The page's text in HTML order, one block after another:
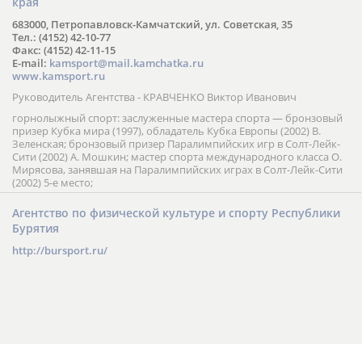
683000, Петропавловск-Камчатский, ул. Советская, 35
Тел.: (4152) 42-10-77
Факс: (4152) 42-11-15
E-mail: kamsport@mail.kamchatka.ru
www.kamsport.ru
Руководитель Агентства - КРАВЧЕНКО Виктор Иванович
горнолыжный спорт: заслуженные мастера спорта — бронзовый
призер Кубка мира (1997), обладатель Кубка Европы (2002) В.
Зеленская; бронзовый призер Паралимпийских игр в Солт-Лейк-
Сити (2002) А. Мошкин; мастер спорта международного класса О.
Мирясова, занявшая на Паралимпийских играх в Солт-Лейк-Сити
(2002) 5-е место;
Агентство по физической культуре и спорту Республики
Бурятия
http://bursport.ru/